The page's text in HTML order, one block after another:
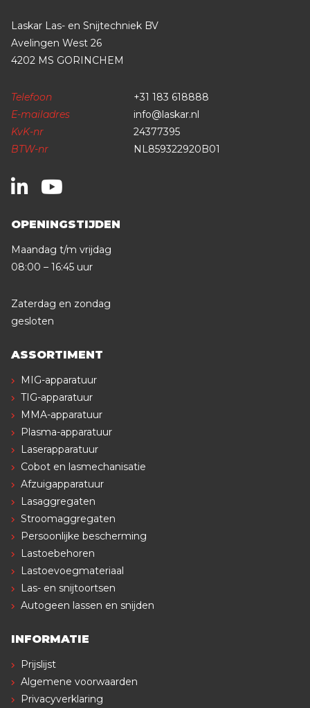
Laskar Las- en Snijtechniek BV
Avelingen West 26
4202 MS GORINCHEM
Telefoon
+31 183 618888
E-mailadres
info@laskar.nl
KvK-nr
24377395
BTW-nr
NL859322920B01
OPENINGSTIJDEN
Maandag t/m vrijdag
08:00 – 16:45 uur
Zaterdag en zondag
gesloten
ASSORTIMENT
MIG-apparatuur
TIG-apparatuur
MMA-apparatuur
Plasma-apparatuur
Laserapparatuur
Cobot en lasmechanisatie
Afzuigapparatuur
Lasaggregaten
Stroomaggregaten
Persoonlijke bescherming
Lastoebehoren
Lastoevoegmateriaal
Las- en snijtoortsen
Autogeen lassen en snijden
INFORMATIE
Prijslijst
Algemene voorwaarden
Privacyverklaring